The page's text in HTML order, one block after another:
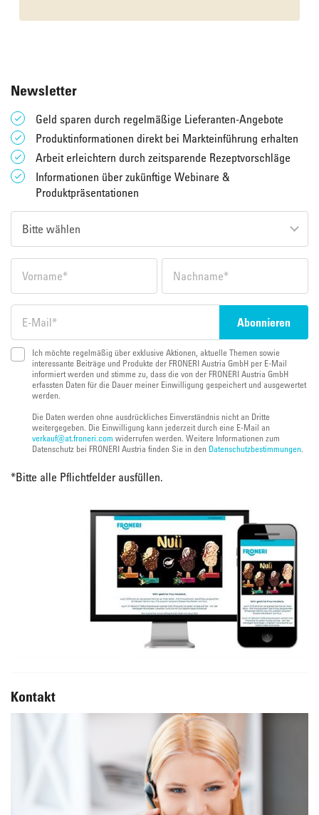
Newsletter
Geld sparen durch regelmäßige Lieferanten-Angebote
Produktinformationen direkt bei Markteinführung erhalten
Arbeit erleichtern durch zeitsparende Rezeptvorschläge
Informationen über zukünftige Webinare &
Produktpräsentationen
Ich möchte regelmäßig über exklusive Aktionen, aktuelle Themen sowie
interessante Beiträge und Produkte der FRONERI Austria GmbH per E-Mail
informiert werden und stimme zu, dass die von der FRONERI Austria GmbH
erfassten Daten für die Dauer meiner Einwilligung gespeichert und ausgewertet
werden.
Die Daten werden ohne ausdrückliches Einverständnis nicht an Dritte
weitergegeben. Die Einwilligung kann jederzeit durch eine E-Mail an
verkauf@at.froneri.com widerrufen werden. Weitere Informationen zum
Datenschutz bei FRONERI Austria finden Sie in den Datenschutzbestimmungen.
*Bitte alle Pflichtfelder ausfüllen.
Kontakt